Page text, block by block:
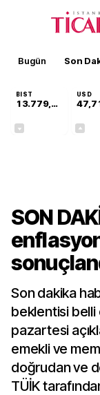
Bugün Son
BIST
13.779,39
USD
SON
Son dakika
beklentisi belli
pazartesi
emekli ve
doğrudan ve
TÜİK